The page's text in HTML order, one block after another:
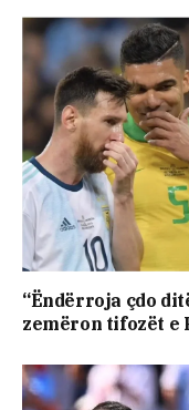
“Ëndërroja çdo
zemëron tifozët e